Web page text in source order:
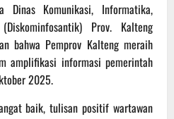
Komunikasi, Informatika,
Prov. Kalteng
bahwa Pemprov Kalteng meraih
amplifikasi informasi pemerintah
2025.
baik, tulisan positif wartawan